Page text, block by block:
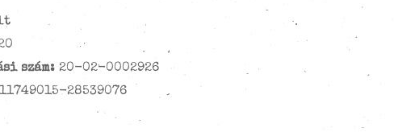
szám: 20-02-0002926
28539076